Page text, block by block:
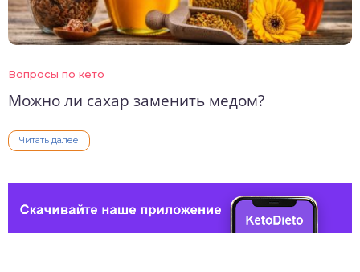
Вопросы по кето
Можно ли сахар заменить медом?
Читать далее